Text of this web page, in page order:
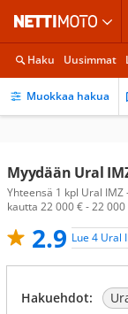
Haku Uusimmat
Muokkaa hakua
Myydään Ural
Yhteensä 1 kpl Ural
kautta 22 000 € - 22 000
2.9 Lue 4 Ural
Hakuehdot: